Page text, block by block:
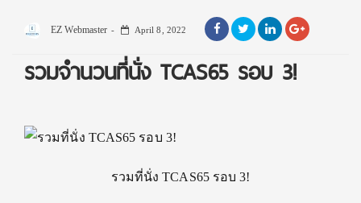
EZ Webmaster April 8, 2022
รวมจำนวนที่นั่ง TCAS65 รอบ 3!
รวมที่นั่ง TCAS65 รอบ 3!